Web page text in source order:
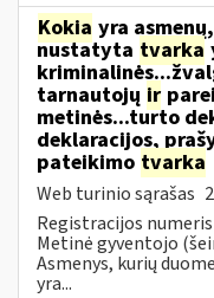
Kokia yra
nustatyta tvarka
tarnautojų ir
metinės...turto
deklaracijos,
pateikimo tvarka
Web turinio sąrašas
Registracijos
Metinė gyventojo
Asmenys, kurių
yra...